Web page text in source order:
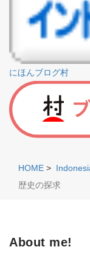
にほんブログ村
HOME >
歴史の探求
About me!